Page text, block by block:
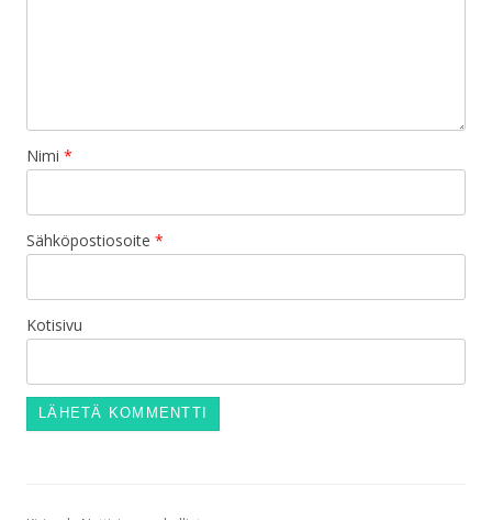
Nimi *
Sähköpostiosoite *
Kotisivu